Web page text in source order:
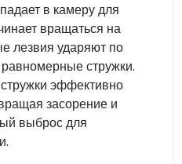
в камеру для
вращаться на
лезвия ударяют по
стружки.
эффективно
засорение и
выброс для